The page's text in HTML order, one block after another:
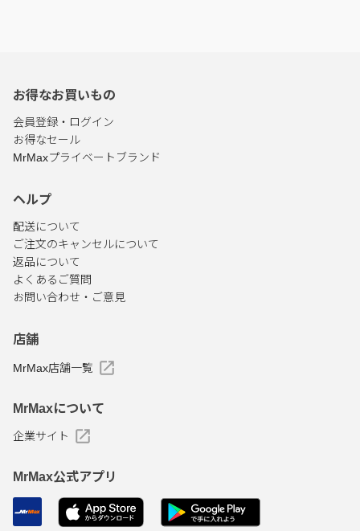
お得なお買いもの
会員登録・ログイン
お得なセール
MrMaxプライベートブランド
ヘルプ
配送について
ご注文のキャンセルについて
返品について
よくあるご質問
お問い合わせ・ご意見
店舗
MrMax店舗一覧
MrMaxについて
企業サイト
MrMax公式アプリ